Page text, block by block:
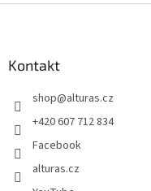
Kontakt
shop@alturas.cz
+420 607 712 834
Facebook
alturas.cz